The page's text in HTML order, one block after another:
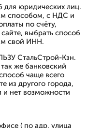
юридических лиц.
способом, с НДС и
по счёту,
выбрать способ
свой ИНН.
СтальСтрой-Кзн.
же банковский
чаще всего
из другого города,
и нет возможности
( по адр. улица